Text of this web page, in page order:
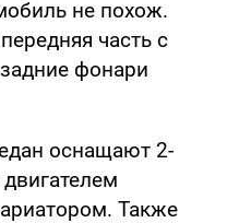
не похож.
часть с
фонари
оснащают 2-
Также